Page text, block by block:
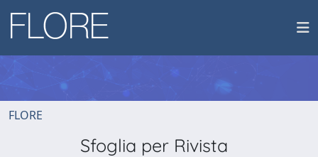
FLORE
Sfoglia per Rivista